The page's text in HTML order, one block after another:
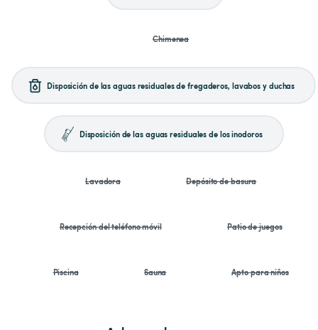
Chimenea
Disposición de las aguas residuales de fregaderos, lavabos y duchas
Disposición de las aguas residuales de los inodoros
Lavadora Depósito de basura
Recepción del teléfono móvil Patio de juegos
Piscina Sauna Apto para niños